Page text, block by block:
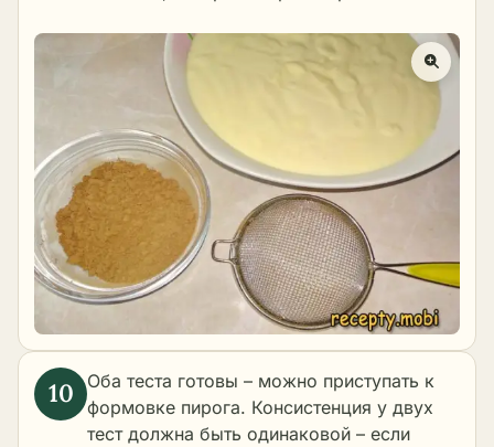
Оба теста готовы – можно приступать к
формовке пирога. Консистенция у двух
тест должна быть одинаковой – если